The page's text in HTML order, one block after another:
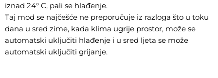
iznad 24° C, pali se hlađenje.
Taj mod se najčešće ne preporučuje iz razloga što u toku
dana u sred zime, kada klima ugrije prostor, može se
automatski uključiti hlađenje i u sred ljeta se može
automatski uključiti grijanje.